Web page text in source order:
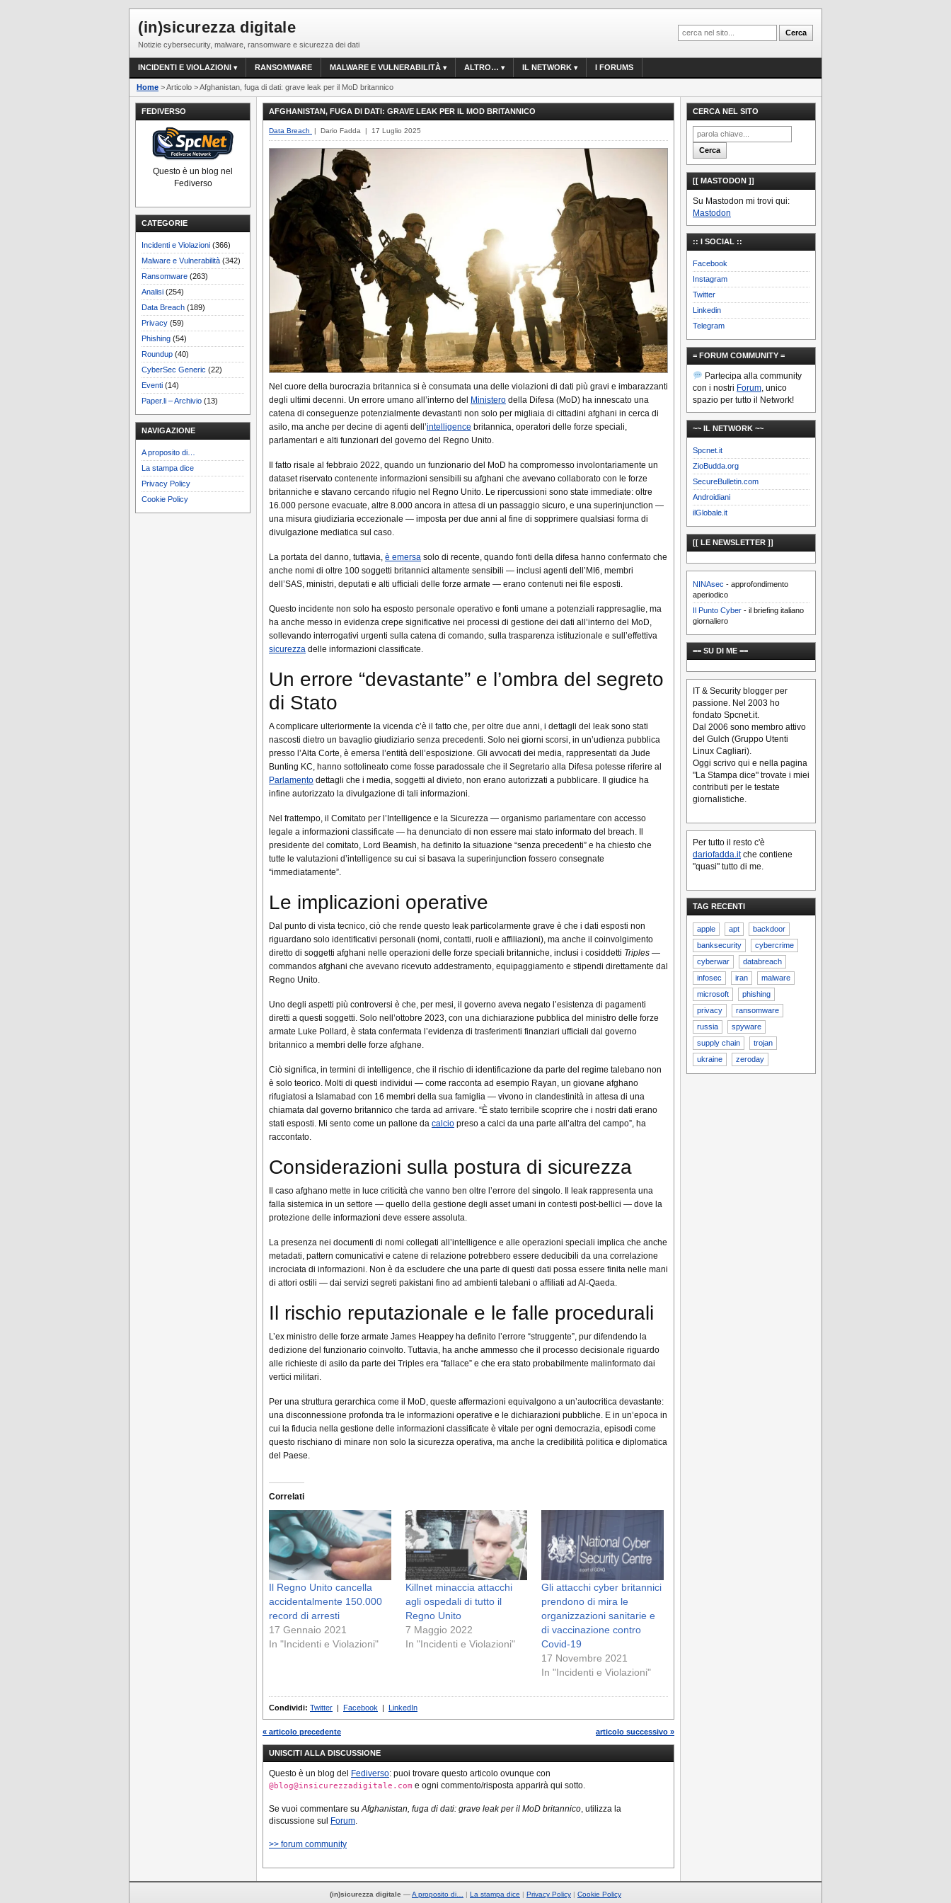
(in)sicurezza digitale
Notizie cybersecurity, malware, ransomware e sicurezza dei dati
INCIDENTI E VIOLAZIONI RANSOMWARE MALWARE E VULNERABILITÀ ALTRO… IL NETWORK I FORUMS
Home > Articolo > Afghanistan, fuga di dati: grave leak per il MoD britannico
FEDIVERSO
Questo è un blog nel
Fediverso
CATEGORIE
Incidenti e Violazioni (366)
Malware e Vulnerabilità (342)
Ransomware (263)
Analisi (254)
Data Breach (189)
Privacy (59)
Phishing (54)
Roundup (40)
CyberSec Generic (22)
Eventi (14)
Paper.li – Archivio (13)
NAVIGAZIONE
A proposito di…
La stampa dice
Privacy Policy
Cookie Policy
AFGHANISTAN, FUGA DI DATI: GRAVE LEAK PER IL MOD BRITANNICO
Data Breach | Dario Fadda | 17 Luglio 2025
Nel cuore della burocrazia britannica si è consumata una delle violazioni di dati più gravi e imbarazzanti
degli ultimi decenni. Un errore umano all’interno del
Ministero della Difesa (MoD) ha innescato una
catena di conseguenze potenzialmente devastanti non solo per migliaia di cittadini afghani in cerca di
asilo, ma anche per decine di agenti dell’intelligence britannica, operatori delle forze speciali,
parlamentari e alti funzionari del governo del Regno Unito.
Il fatto risale al febbraio 2022, quando un funzionario del MoD ha compromesso involontariamente un
dataset riservato contenente informazioni sensibili su afghani che avevano collaborato con le forze
britanniche e stavano cercando rifugio nel Regno Unito. Le ripercussioni sono state immediate: oltre
16.000 persone evacuate, altre 8.000 ancora in attesa di un passaggio sicuro, e una superinjunction —
una misura giudiziaria eccezionale — imposta per due anni al fine di sopprimere qualsiasi forma di
divulgazione mediatica sul caso.
La portata del danno, tuttavia, è emersa solo di recente, quando fonti della difesa hanno confermato che
anche nomi di oltre 100 soggetti britannici altamente sensibili — inclusi agenti dell’MI6, membri
dell’SAS, ministri, deputati e alti ufficiali delle forze armate — erano contenuti nei file esposti.
Questo incidente non solo ha esposto personale operativo e fonti umane a potenziali rappresaglie, ma
ha anche messo in evidenza crepe significative nei processi di gestione dei dati all’interno del MoD,
sollevando interrogativi urgenti sulla catena di comando, sulla trasparenza istituzionale e sull’effettiva
sicurezza delle informazioni classificate.
Un errore “devastante” e l’ombra del segreto
di Stato
A complicare ulteriormente la vicenda c’è il fatto che, per oltre due anni, i dettagli del leak sono stati
nascosti dietro un bavaglio giudiziario senza precedenti. Solo nei giorni scorsi, in un’udienza pubblica
presso l’Alta Corte, è emersa l’entità dell’esposizione. Gli avvocati dei media, rappresentati da Jude
Bunting KC, hanno sottolineato come fosse paradossale che il Segretario alla Difesa potesse riferire al
Parlamento dettagli che i media, soggetti al divieto, non erano autorizzati a pubblicare. Il giudice ha
infine autorizzato la divulgazione di tali informazioni.
Nel frattempo, il Comitato per l’Intelligence e la Sicurezza — organismo parlamentare con accesso
legale a informazioni classificate — ha denunciato di non essere mai stato informato del breach. Il
presidente del comitato, Lord Beamish, ha definito la situazione “senza precedenti” e ha chiesto che
tutte le valutazioni d’intelligence su cui si basava la superinjunction fossero consegnate
“immediatamente”.
Le implicazioni operative
Dal punto di vista tecnico, ciò che rende questo leak particolarmente grave è che i dati esposti non
riguardano solo identificativi personali (nomi, contatti, ruoli e affiliazioni), ma anche il coinvolgimento
diretto di soggetti afghani nelle operazioni delle forze speciali britanniche, inclusi i cosiddetti Triples —
commandos afghani che avevano ricevuto addestramento, equipaggiamento e stipendi direttamente dal
Regno Unito.
Uno degli aspetti più controversi è che, per mesi, il governo aveva negato l’esistenza di pagamenti
diretti a questi soggetti. Solo nell’ottobre 2023, con una dichiarazione pubblica del ministro delle forze
armate Luke Pollard, è stata confermata l’evidenza di trasferimenti finanziari ufficiali dal governo
britannico a membri delle forze afghane.
Ciò significa, in termini di intelligence, che il rischio di identificazione da parte del regime talebano non
è solo teorico. Molti di questi individui — come racconta ad esempio Rayan, un giovane afghano
rifugiatosi a Islamabad con 16 membri della sua famiglia — vivono in clandestinità in attesa di una
chiamata dal governo britannico che tarda ad arrivare. “È stato terribile scoprire che i nostri dati erano
stati esposti. Mi sento come un pallone da calcio preso a calci da una parte all’altra del campo”, ha
raccontato.
Considerazioni sulla postura di sicurezza
Il caso afghano mette in luce criticità che vanno ben oltre l’errore del singolo. Il leak rappresenta una
falla sistemica in un settore — quello della gestione degli asset umani in contesti post-bellici — dove la
protezione delle informazioni deve essere assoluta.
La presenza nei documenti di nomi collegati all’intelligence e alle operazioni speciali implica che anche
metadati, pattern comunicativi e catene di relazione potrebbero essere deducibili da una correlazione
incrociata di informazioni. Non è da escludere che una parte di questi dati possa essere finita nelle mani
di attori ostili — dai servizi segreti pakistani fino ad ambienti talebani o affiliati ad Al-Qaeda.
Il rischio reputazionale e le falle procedurali
L’ex ministro delle forze armate James Heappey ha definito l’errore “struggente”, pur difendendo la
dedizione del funzionario coinvolto. Tuttavia, ha anche ammesso che il processo decisionale riguardo
alle richieste di asilo da parte dei Triples era “fallace” e che era stato probabilmente malinformato dai
vertici militari.
Per una struttura gerarchica come il MoD, queste affermazioni equivalgono a un’autocritica devastante:
una disconnessione profonda tra le informazioni operative e le dichiarazioni pubbliche. E in un’epoca in
cui la fiducia nella gestione delle informazioni classificate è vitale per ogni democrazia, episodi come
questo rischiano di minare non solo la sicurezza operativa, ma anche la credibilità politica e diplomatica
del Paese.
Correlati
Il Regno Unito cancella
accidentalmente 150.000
record di arresti
17 Gennaio 2021
In "Incidenti e Violazioni"
Killnet minaccia attacchi
agli ospedali di tutto il
Regno Unito
7 Maggio 2022
In "Incidenti e Violazioni"
Gli attacchi cyber britannici
prendono di mira le
organizzazioni sanitarie e
di vaccinazione contro
Covid-19
17 Novembre 2021
In "Incidenti e Violazioni"
Condividi: Twitter | Facebook | LinkedIn
« articolo precedente articolo successivo »
UNISCITI ALLA DISCUSSIONE
Questo è un blog del Fediverso: puoi trovare questo articolo ovunque con
@blog@insicurezzadigitale.com e ogni commento/risposta apparirà qui sotto.
Se vuoi commentare suAfghanistan, fuga di dati: grave leak per il MoD britannico, utilizza la
discussione sul Forum.
>> forum community
CERCA NEL SITO
[[ MASTODON ]]
Su Mastodon mi trovi qui:
Mastodon
:: I SOCIAL ::
Facebook
Instagram
Twitter
Linkedin
Telegram
= FORUM COMMUNITY =
Partecipa alla community
con i nostri Forum, unico
spazio per tutto il Network!
~~ IL NETWORK ~~
Spcnet.it
ZioBudda.org
SecureBulletin.com
Androidiani
ilGlobale.it
[[ LE NEWSLETTER ]]
NINAsec - approfondimento
aperiodico
Il Punto Cyber - il briefing italiano
giornaliero
== SU DI ME ==
IT & Security blogger per
passione. Nel 2003 ho
fondato Spcnet.it.
Dal 2006 sono membro attivo
del Gulch (Gruppo Utenti
Linux Cagliari).
Oggi scrivo qui e nella pagina
"La Stampa dice" trovate i miei
contributi per le testate
giornalistiche.
Per tutto il resto c'è
dariofadda.itche contiene
"quasi" tutto di me.
TAG RECENTI
apple apt
backdoor
banksecurity
cybercrime
cyberwar
databreach
infosec
iran
malware
microsoft
phishing
privacy
ransomware
russia
spyware
supply chain
trojan
ukraine
zeroday
(in)sicurezza digitale —A proposito di… La stampa dice Privacy Policy Cookie Policy